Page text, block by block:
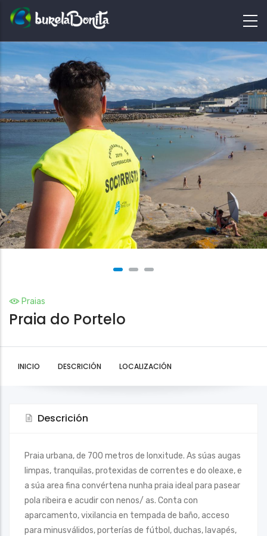
Praias
Praia do Portelo
INICIO DESCRICIÓN LOCALIZACIÓN
Descrición
Praia urbana, de 700 metros de lonxitude. As súas augas
limpas, tranquilas, protexidas de correntes e do oleaxe, e
a súa area fina convértena nunha praia ideal para pasear
pola ribeira e acudir con nenos/ as. Conta con
aparcamento, vixilancia en tempada de baño, acceso
para minusválidos, porterías de fútbol, duchas, lavapés,